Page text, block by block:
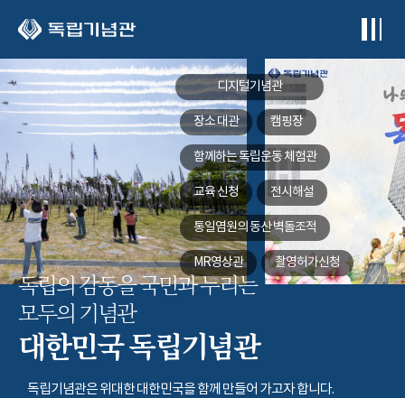
디지털기념관
장소 대관 캠핑장
함께하는독립운동 체험관
교육 신청 전시해설
통일염원의 동산벽돌조적
MR영상관 촬영허가신청
독립의 감동을 국민과 누리는
모두의 기념관
대한민국 독립기념관
독립기념관은 위대한 대한민국을 함께 만들어 가고자 합니다.